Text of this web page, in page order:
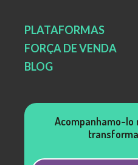
PLATAFORMAS
FORÇA DE VENDA
BLOG
Acompanhamo-lo